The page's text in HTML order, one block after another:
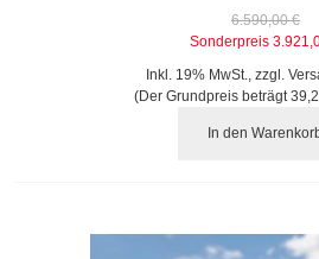
6.590,00 €
Sonderpreis
Inkl. 19% MwSt.
,zzgl.
(Der Grundpreis beträgt
In den